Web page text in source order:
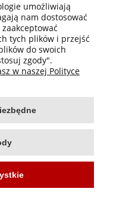
umożliwiają
nam dostosować
tych plików i przejść
do swoich
zgody".
w naszej Polityce